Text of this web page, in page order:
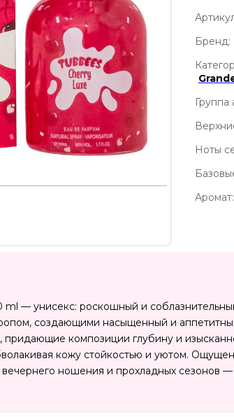
Бренд:
Группа
Ноты
Аромат:
ml — унисекс: роскошный и
создающими насыщенный и
композиции глубину и
кожу стойкостью и уютом.
ношения и прохладных сезонов